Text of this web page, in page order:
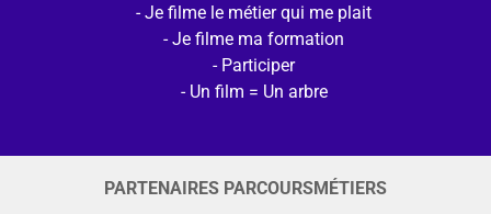
Je filme le métier qui me plait
Je filme ma formation
Participer
Un film = Un arbre
PARTENAIRES PARCOURSMÉTIERS